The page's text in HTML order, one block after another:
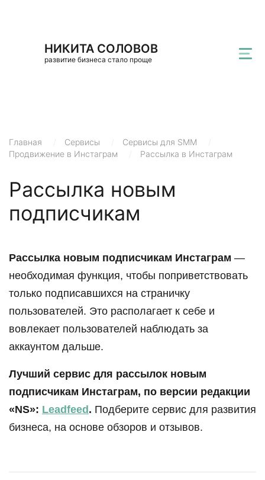
НИКИТА СОЛОВОВ
развитие бизнеса стало проще
Главная Сервисы Сервисы для SMM
Продвижение в Инстаграм
Рассылка в Инстаграм
Рассылка новым
подписчикам
Рассылка новым подписчикам Инстаграм —
необходимая функция, чтобы поприветствовать
только подписавшихся на страничку
пользователей. Это располагает к себе и
вовлекает пользователей наблюдать за
аккаунтом дальше.
Лучший сервис для рассылок новым
подписчикам Инстаграм, по версии редакции
«NS»: Leadfeed . Подберите сервис для развития
бизнеса, на основе обзоров и отзывов.